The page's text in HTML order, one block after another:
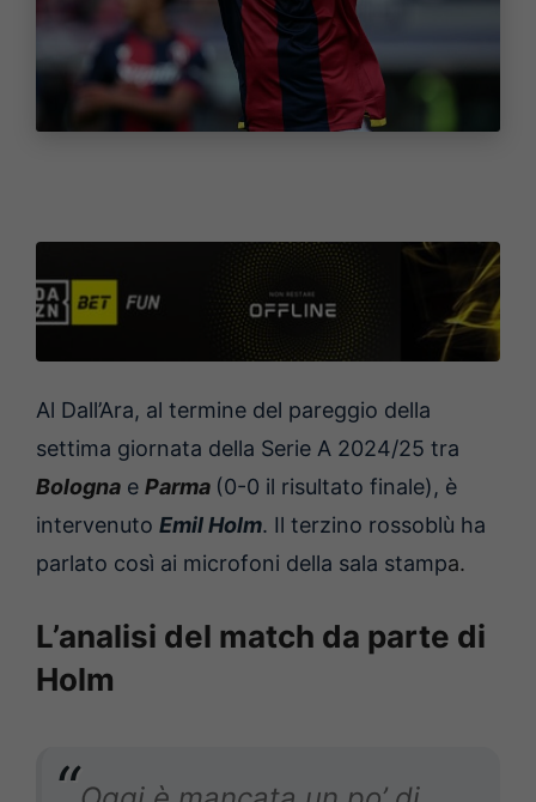
Al Dall’Ara, al termine del pareggio della
settima giornata della Serie A 2024/25 tra
Bologna e Parma (0-0 il risultato finale), è
intervenuto Emil Holm. Il terzino rossoblù ha
parlato così ai microfoni della sala stampa.
L’analisi del match da parte di
Holm